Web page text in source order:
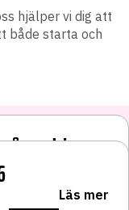
hjälper vi dig att
både starta och
Läs mer
driva
Läs mer
Läs mer